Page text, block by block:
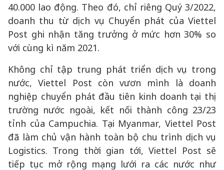
40.000 lao động. Theo đó, chỉ riêng Quý 3/2022,
doanh thu từ dịch vụ Chuyển phát của Viettel
Post ghi nhận tăng trưởng ở mức hơn 30% so
với cùng kì năm 2021.
Không chỉ tập trung phát triển dịch vụ trong
nước, Viettel Post còn vươn mình là doanh
nghiệp chuyển phát đầu tiên kinh doanh tại thị
trường nước ngoài, kết nối thành công 23/23
tỉnh của Campuchia. Tại Myanmar, Viettel Post
đã làm chủ vận hành toàn bộ chu trình dịch vụ
Logistics. Trong thời gian tới, Viettel Post sẽ
tiếp tục mở rộng mạng lưới ra các nước như